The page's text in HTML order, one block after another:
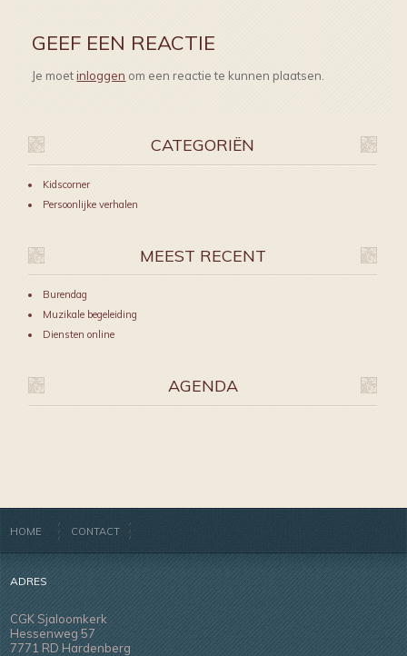
GEEF EEN REACTIE
Je moetinloggen om een reactie te kunnen plaatsen.
CATEGORIËN
Kidscorner
Persoonlijke verhalen
MEEST RECENT
Burendag
Muzikale begeleiding
Diensten online
AGENDA
HOME CONTACT
ADRES
CGK Sjaloomkerk
Hessenweg 57
7771 RD Hardenberg